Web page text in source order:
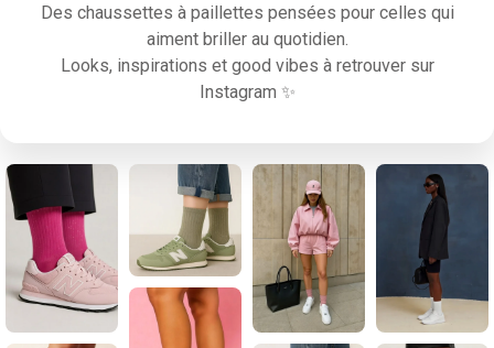
Des chaussettes à paillettes pensées pour celles qui
aiment briller au quotidien.
Looks, inspirations et good vibes à retrouver sur
Instagram ✨